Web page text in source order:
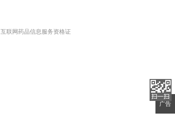
互联网药品信息服务资格证
广告